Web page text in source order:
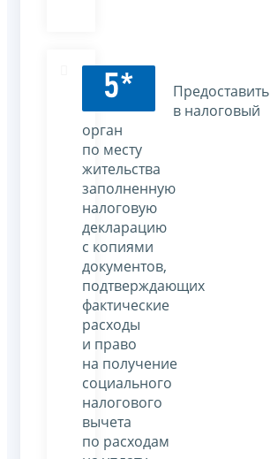
5*
Предоставить
в налоговый
орган
по месту
жительства
заполненную
налоговую
декларацию
с копиями
документов,
подтверждающих
фактические
расходы
и право
на получение
социального
налогового
вычета
по расходам